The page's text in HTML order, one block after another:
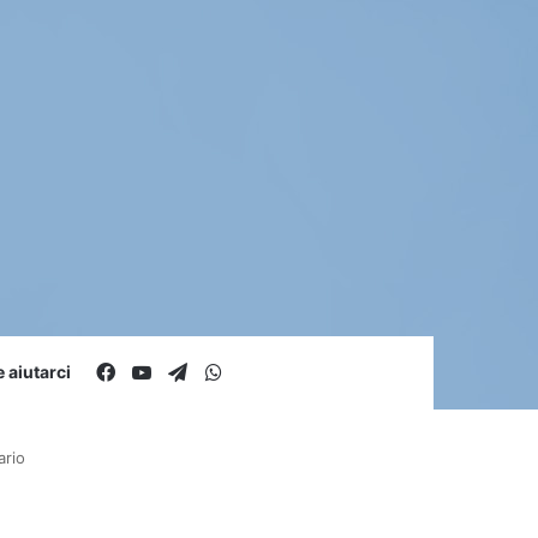
aiutarci Facebook
You TubeTelegram